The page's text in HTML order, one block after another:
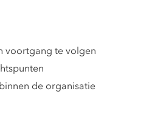
voortgang te volgen
de organisatie